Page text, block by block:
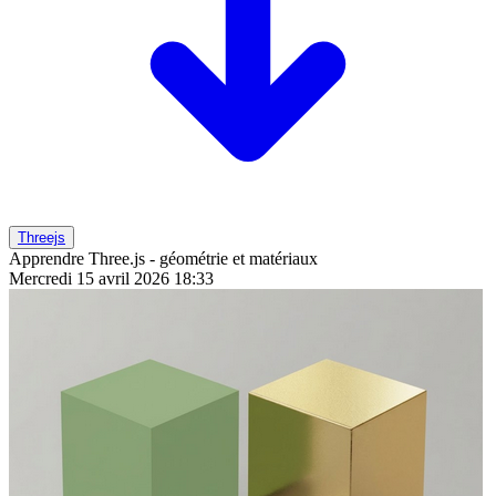
Threejs
Apprendre Three.js - géométrie et matériaux
Mercredi 15 avril 2026 18:33